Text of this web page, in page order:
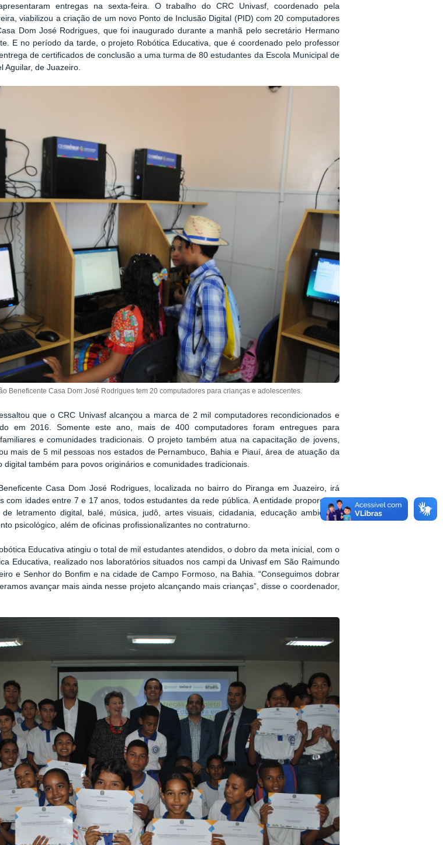
entregas na sexta-feira. O trabalho do CRC Univasf, coordenado pela
viabilizou a criação de um novo Ponto de Inclusão Digital (PID) com 20 computadores
Dom José Rodrigues, que foi inaugurado durante a manhã pelo secretário Hermano
E no período da tarde, o projeto Robótica Educativa, que é coordenado pelo professor
de certificados de conclusão a uma turma de 80 estudantes da Escola Municipal de
Aguilar, de Juazeiro.
Beneficente Casa Dom José Rodrigues tem 20 computadores para crianças e adolescentes.
que o CRC Univasf alcançou a marca de 2 mil computadores recondicionados e
em 2016. Somente este ano, mais de 400 computadores foram entregues para
e comunidades tradicionais. O projeto também atua na capacitação de jovens,
mais de 5 mil pessoas nos estados de Pernambuco, Bahia e Piauí, área de atuação da
digital também para povos originários e comunidades tradicionais.
Casa Dom José Rodrigues, localizada no bairro do Piranga em Juazeiro, irá
com idades entre 7 e 17 anos, todos estudantes da rede pública. A entidade proporciona
letramento digital, balé, música, judô, artes visuais, cidadania, educação ambiental,
psicológico, além de oficinas profissionalizantes no contraturno.
Educativa atingiu o total de mil estudantes atendidos, o dobro da meta inicial, com o
Educativa, realizado nos laboratórios situados nos campi da Univasf em São Raimundo
e Senhor do Bonfim e na cidade de Campo Formoso, na Bahia. “Conseguimos dobrar
avançar mais ainda nesse projeto alcançando mais crianças”, disse o coordenador,